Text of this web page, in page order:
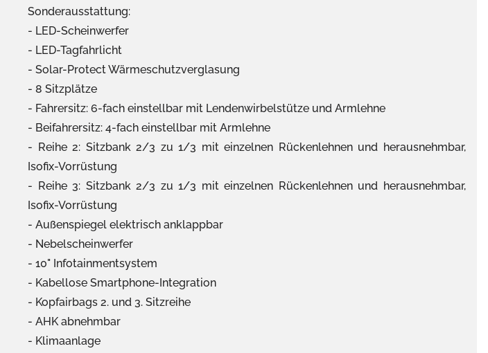
Sonderausstattung:
LED-Scheinwerfer
LED-Tagfahrlicht
Solar-Protect Wärmeschutzverglasung
8 Sitzplätze
Fahrersitz: 6-fach einstellbar mit Lendenwirbelstütze und Armlehne
Beifahrersitz: 4-fach einstellbar mit Armlehne
Reihe 2: Sitzbank 2/3 zu 1/3 mit einzelnen Rückenlehnen und herausnehmbar,
Isofix-Vorrüstung
Reihe 3: Sitzbank 2/3 zu 1/3 mit einzelnen Rückenlehnen und herausnehmbar,
Isofix-Vorrüstung
Außenspiegel elektrisch anklappbar
Nebelscheinwerfer
10" Infotainmentsystem
Kabellose Smartphone-Integration
Kopfairbags 2. und 3. Sitzreihe
AHK abnehmbar
Klimaanlage